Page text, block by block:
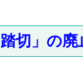
切」の廃